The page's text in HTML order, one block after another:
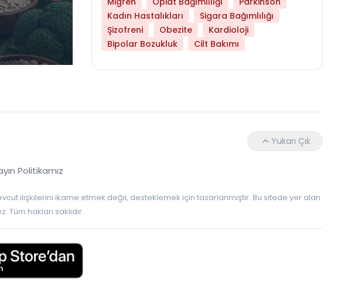
Daha Az Protein Tüketmek Yaşlanmayı
Kadın Hastalıkları
Sigara Bağımlılığı
Şizofreni
Obezite
Kardioloji
Bipolar Bozukluk
Cilt Bakımı
Yukarı Çık
Politikamız
ilişkilerini ikame etmek değil, desteklemek için tasarlanmıştır. Bu sitede yer alan
hakları saklıdır.